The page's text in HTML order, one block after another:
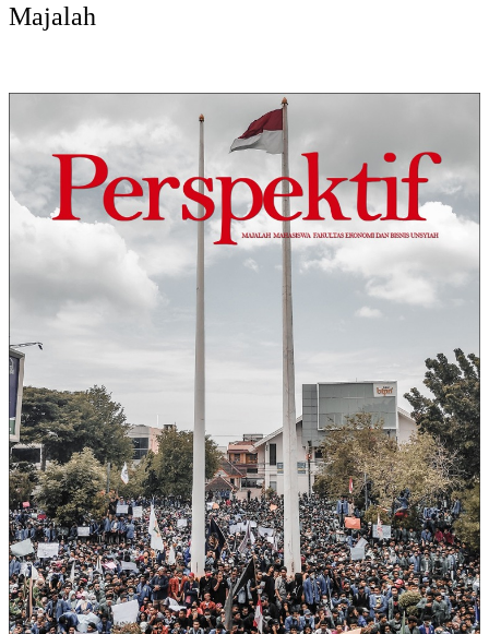
Majalah